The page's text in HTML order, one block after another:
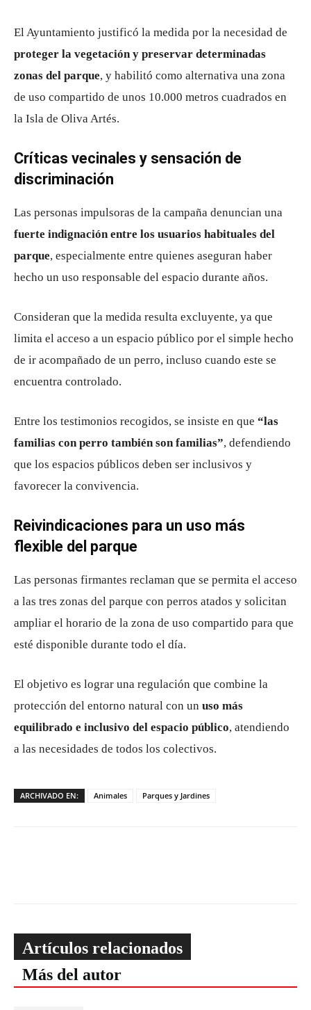
El Ayuntamiento justificó la medida por la necesidad de
proteger la vegetación y preservar determinadas
zonas del parque, y habilitó como alternativa una zona
de uso compartido de unos 10.000 metros cuadrados en
la Isla de Oliva Artés.
Críticas vecinales y sensación de
discriminación
Las personas impulsoras de la campaña denuncian una
fuerte indignación entre los usuarios habituales del
parque, especialmente entre quienes aseguran haber
hecho un uso responsable del espacio durante años.
Consideran que la medida resulta excluyente, ya que
limita el acceso a un espacio público por el simple hecho
de ir acompañado de un perro, incluso cuando este se
encuentra controlado.
Entre los testimonios recogidos, se insiste en que “las
familias con perro también son familias”, defendiendo
que los espacios públicos deben ser inclusivos y
favorecer la convivencia.
Reivindicaciones para un uso más
flexible del parque
Las personas firmantes reclaman que se permita el acceso
a las tres zonas del parque con perros atados y solicitan
ampliar el horario de la zona de uso compartido para que
esté disponible durante todo el día.
El objetivo es lograr una regulación que combine la
protección del entorno natural con un uso más
equilibrado e inclusivo del espacio público, atendiendo
a las necesidades de todos los colectivos.
ARCHIVADO EN: Animales Parques y Jardines
Artículos relacionados
Más del autor